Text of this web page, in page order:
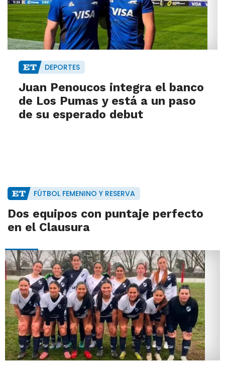
DEPORTES
Juan Penoucos integra el banco
de Los Pumas y está a un paso
de su esperado debut
FÚTBOL FEMENINO Y RESERVA
Dos equipos con puntaje perfecto
en el Clausura